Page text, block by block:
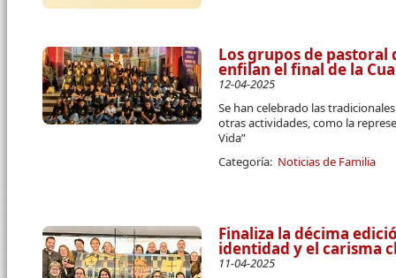
Los grupos de
enfilan el final de la
12-04-2025
Se han celebrado las
otras actividades, como la
Vida”
Categoría: Noticias de Familia
Finaliza la décima
identidad y el carisma
11-04-2025